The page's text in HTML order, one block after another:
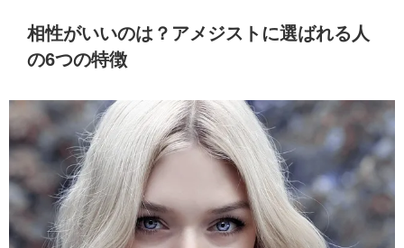
相性がいいのは？アメジストに選ばれる人
の6つの特徴